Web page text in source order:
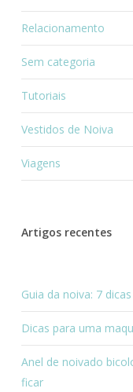
Relacionamento
Sem categoria
Tutoriais
Vestidos de Noiva
Viagens
Artigos recentes
Guia da noiva: 7
Dicas para uma
Anel de noivado
ficar